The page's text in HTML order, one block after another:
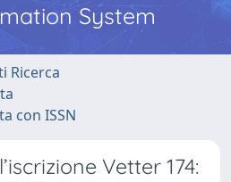
System
Ricerca
con ISSN
Vetter 174: